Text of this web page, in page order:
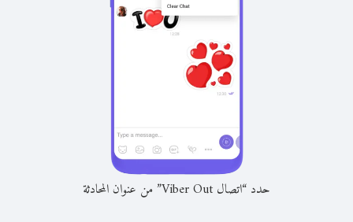
حدد “اتصال Viber Out” من عنوان المحادثة